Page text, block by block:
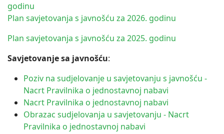
godinu
Plan savjetovanja s javnošću za 2026. godinu
Plan savjetovanja s javnošću za 2025. godinu
Savjetovanje sa javnošću:
Poziv na sudjelovanje u savjetovanju s javnošću -
Nacrt Pravilnika o jednostavnoj nabavi
Nacrt Pravilnika o jednostavnoj nabavi
Obrazac sudjelovanja u savjetovanju - Nacrt
Pravilnika o jednostavnoj nabavi